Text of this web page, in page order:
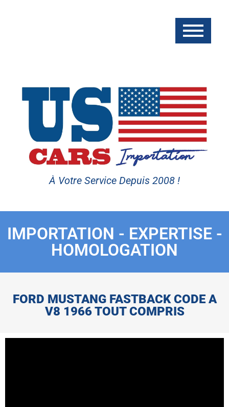
À Votre Service Depuis 2008 !
IMPORTATION - EXPERTISE -
HOMOLOGATION
FORD MUSTANG FASTBACK CODE A
V8 1966 TOUT COMPRIS